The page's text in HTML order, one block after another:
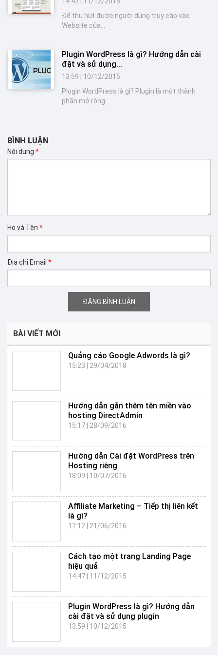
Để thu hút được người dùng truy cập vào
Website của...
Plugin WordPress là gì? Hướng dẫn cài
đặt và sử dụng...
13:59 | 10/12/2015
Plugin WordPress là gì? Plugin là một thành
phần mở rộng...
BÌNH LUẬN
Nội dung *
Họ và Tên *
Địa chỉ Email *
BÀI VIẾT MỚI
Quảng cáo Google Adwords là gì?
15:23 | 29/04/2018
Hướng dẫn gắn thêm tên miền vào
hosting DirectAdmin
15:17| 28/09/2016
Hướng dẫn Cài đặt WordPress trên
Hosting riêng
18:09 | 10/07/2016
Affiliate Marketing – Tiếp thị liên kết
là gì?
11:12 | 21/06/2016
Cách tạo một trang Landing Page
hiệu quả
14:47| 11/12/2015
Plugin WordPress là gì? Hướng dẫn
cài đặt và sử dụng plugin
13:59 | 10/12/2015